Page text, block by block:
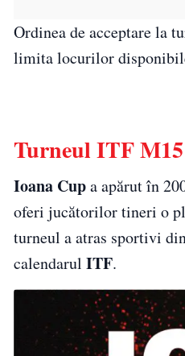
Ordinea de acceptare la
limita locurilor
Turneul ITF
Ioana Cupa apărut în
oferi jucătorilor tineri o
turneul a atras sportivi
calendarul ITF.